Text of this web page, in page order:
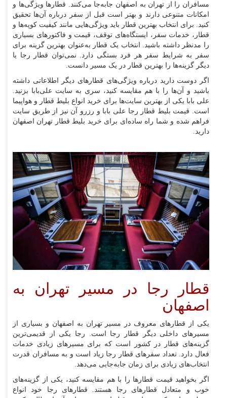
مسافران را از تهران به اصفهان جا‌به‌جا می‌کنند. قطار‌ها ویژگی‌ها و
امکانات متنوعی دارند و بهتر است قبل از سفر درباره آن‌ها تحقیق
کنید. برای انتخاب بهترین قطار باید ویژگی‌هایی مانند کیفیت کوپه‌ها و
قطار، خدمات سفر، ایستگاه‌های توقف، قیمت و فاکتور‌های بسیاری
را مد‌نظر داشته باشید. انتخاب یک قطار به‌عنوان بهترین گزینه برای
سفر به شرایط سفر هر فرد بستگی دارد. نمی‌توان قطار رجا یا
دیگر گزینه‌ها را بهترین قطار در یک مسیر دانست.
اگر دوست دارید درباره ویژ‌گی‌های قطار‌های دیگر اطلاعاتی داشته
باشید و آن‌ها را با هم مقایسه کنید، سری به سایت علی‌بابا بزنید.
علی بابا یکی از بهترین سایت‌ها برای خرید انواع بلیط قطار و هواپیما
است. قیمت بلیط قطار رجا علی بابا و رزرو آن نیز از طریق سایت
فراهم شده و شما راه ساده‌ای برای خرید بلیط قطار تهران اصفهان
دارید.
قطار رجا در مسیر تهران به
اصفهان
یکی از قطار‌‌های معروف در مسیر تهران به اصفهان و بسیاری از
مسیر‌های داخلی دیگر قطار رجا است. رجا یکی از قدیمی‌ترین
گزینه‌های قطار در کشور است که برای مسیر‌های زیادی خدمات
فعال دارد. تعداد سفر‌های قطار رجا زیاد است و به مسافران قدرت
انتخاب‌های زیادی برای زمان جا‌به‌جایی می‌دهد.
اگر بخواهید قیمت قطار‌ها را با هم مقایسه کنید، یکی از گزینه‌های
خوب و متعادل قطار‌های رجا هستند. قطار‌های رجا خود انواع